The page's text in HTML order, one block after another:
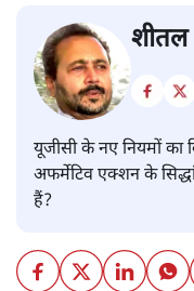
शीतल
यूजीसी के नए नियमों का
अफर्मेटिव एक्शन के
हैं?